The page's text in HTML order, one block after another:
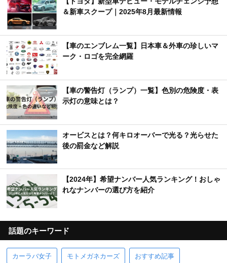
＆新車スクープ｜2025年8月最新情報
【車のエンブレム一覧】日本車＆外車の珍しいマ
ーク・ロゴを完全網羅
【車の警告灯（ランプ）一覧】色別の危険度・表
示灯の意味とは？
オービスとは？何キロオーバーで光る？光らせた
後の罰金など解説
【2024年】希望ナンバー人気ランキング！おしゃ
れなナンバーの選び方を紹介
話題のキーワード
カーラバ女子 モトメガネカーズ おすすめ記事